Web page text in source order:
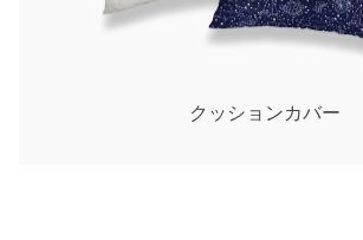
クッションカバー